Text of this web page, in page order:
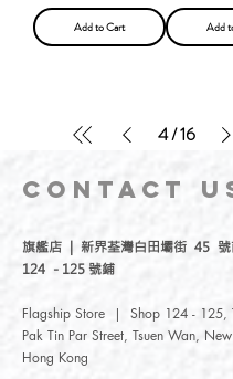
Add to Cart Add
4/16
CONTACT
旗艦店 | 新界荃灣白田壩街 45
124 - 125 號鋪
Flagship Store | Shop 124 - 125,
Pak Tin Par Street, Tsuen Wan,
Hong Kong